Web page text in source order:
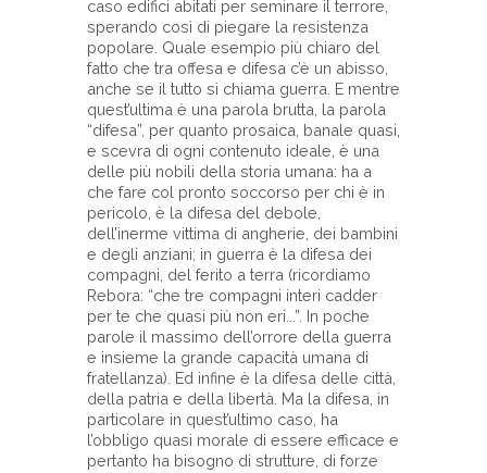
caso edifici abitati per seminare il terrore,
sperando così di piegare la resistenza
popolare. Quale esempio più chiaro del
fatto che tra offesa e difesa c’è un abisso,
anche se il tutto si chiama guerra. E mentre
quest’ultima è una parola brutta, la parola
“difesa”, per quanto prosaica, banale quasi,
e scevra di ogni contenuto ideale, è una
delle più nobili della storia umana: ha a
che fare col pronto soccorso per chi è in
pericolo, è la difesa del debole,
dell’inerme vittima di angherie, dei bambini
e degli anziani; in guerra è la difesa dei
compagni, del ferito a terra (ricordiamo
Rebora: “che tre compagni interi cadder
per te che quasi più non eri...”. In poche
parole il massimo dell’orrore della guerra
e insieme la grande capacità umana di
fratellanza). Ed infine è la difesa delle città,
della patria e della libertà. Ma la difesa, in
particolare in quest’ultimo caso, ha
l’obbligo quasi morale di essere efficace e
pertanto ha bisogno di strutture, di forze